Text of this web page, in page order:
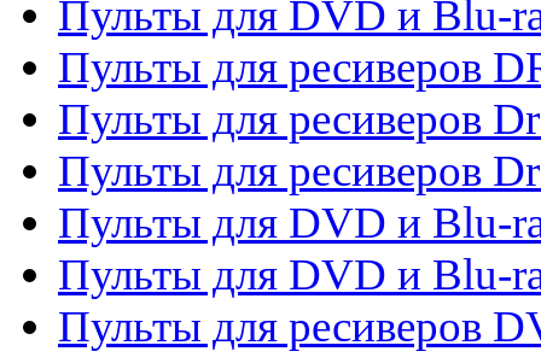
Пульты для DVD и Blu-
Пульты для ресиверов
Пульты для ресиверов
Пульты для ресиверов
Пульты для DVD и Blu-
Пульты для DVD и Blu-
Пульты для ресиверов